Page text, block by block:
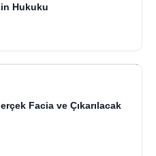
Hukuku
Facia ve Çıkarılacak